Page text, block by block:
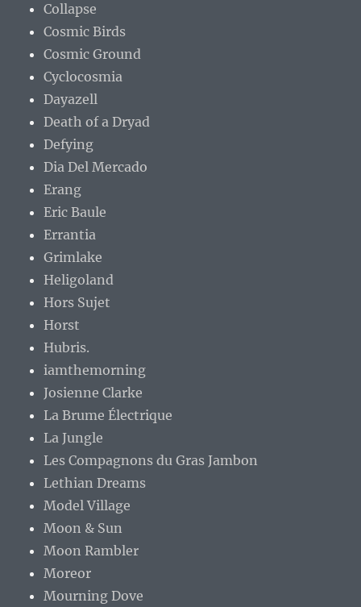
Collapse
Cosmic Birds
Cosmic Ground
Cyclocosmia
Dayazell
Death of a Dryad
Defying
Dia Del Mercado
Erang
Eric Baule
Errantia
Grimlake
Heligoland
Hors Sujet
Horst
Hubris.
iamthemorning
Josienne Clarke
La Brume Électrique
La Jungle
Les Compagnons du Gras Jambon
Lethian Dreams
Model Village
Moon & Sun
Moon Rambler
Moreor
Mourning Dove